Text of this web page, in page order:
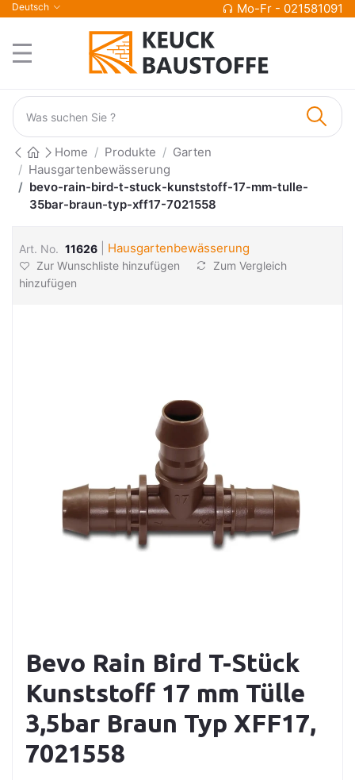
Deutsch Mo-Fr - 021581091
Home Produkte
Garten
Hausgartenbewässerung
bevo-rain-bird-t-stuck-kunststoff-17-mm-tulle-
35bar-braun-typ-xff17-7021558
Art. No. 11626 Hausgartenbewässerung
Zur Wunschliste hinzufügen
Zum Vergleich
hinzufügen
Bevo Rain Bird T-Stück
Kunststoff 17 mm Tülle
3,5bar Braun Typ XFF17,
7021558